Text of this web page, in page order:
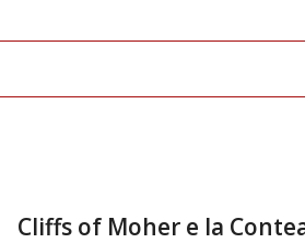
Cliffs of Moher e la